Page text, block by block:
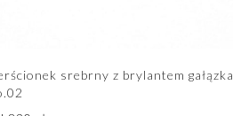
srebrny z brylantem gałązka